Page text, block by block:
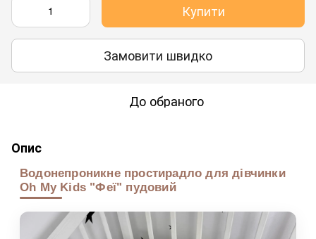
Купити
Замовити швидко
До обраного
Опис
Водонепроникне простирадло для дівчинки
Oh My Kids "Феї" пудовий